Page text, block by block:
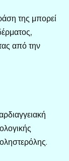
της μπορεί
από την